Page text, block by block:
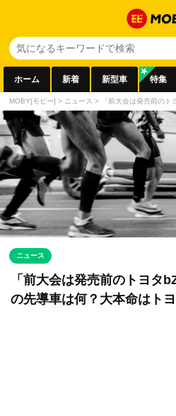
ホーム 新着 新型車 特集
MOBY[モビー] > ニュース > 「前大会は発売前の
ニュース
「前大会は発売前のトヨタ
の先導車は何？大本命はト